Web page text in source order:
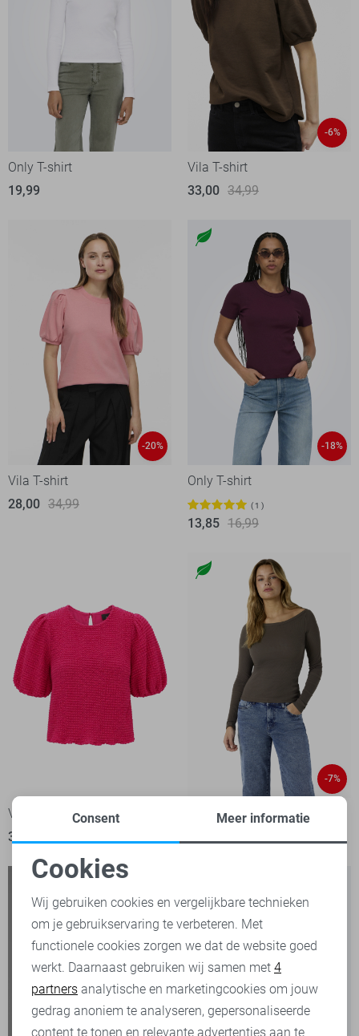
Only T-shirt
19,99
-6%
Vila T-shirt
33,00 34,99
-20%
Vila T-shirt
28,00 34,99
-18%
Only T-shirt
1
13,85 16,99
Vero Moda T-shirt
39,99
-7%
Noisy may T-shirt
Noodzakelijke cookies
Personalisatie cookies
Analytische cookies
Marketing cookies
Consent Meer informatie
Cookies
Wij gebruiken cookies en vergelijkbare technieken
om je gebruikservaring te verbeteren. Met
functionele cookies zorgen we dat de website goed
werkt. Daarnaast gebruiken wij samen met 4
partners analytische en marketingcookies om jouw
gedrag anoniem te analyseren, gepersonaliseerde
content te tonen en relevante advertenties aan te